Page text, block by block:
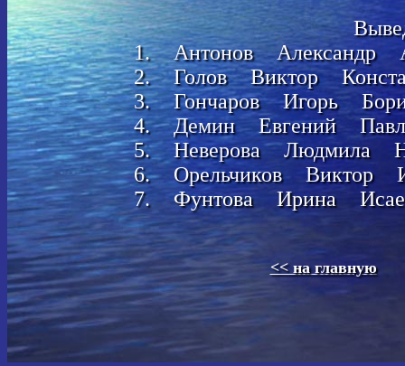
1. Антонов Александр
2. Голов Виктор
3. Гончаров Игорь
4. Демин Евгений
5. Неверова Людмила
6. Орельчиков Виктор
7. Фунтова Ирина
<< на главную